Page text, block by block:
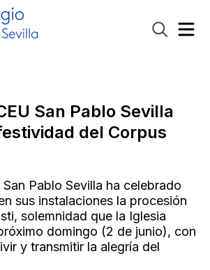
San Pablo Sevilla
del Corpus
Pablo Sevilla ha celebrado
sus instalaciones la procesión
solemnidad que la Iglesia
domingo (2 de junio), con
y transmitir la alegría del